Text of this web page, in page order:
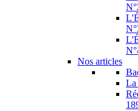
Nos articles
La